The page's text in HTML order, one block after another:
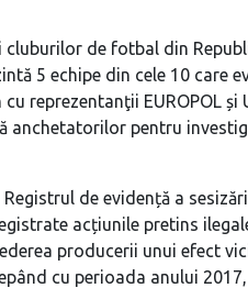
cluburilor de fotbal din
5 echipe din cele 10 care
reprezentanţii EUROPOL și
anchetatorilor pentru
de evidență a
acțiunile pretins
producerii unui efect
cu perioada anului